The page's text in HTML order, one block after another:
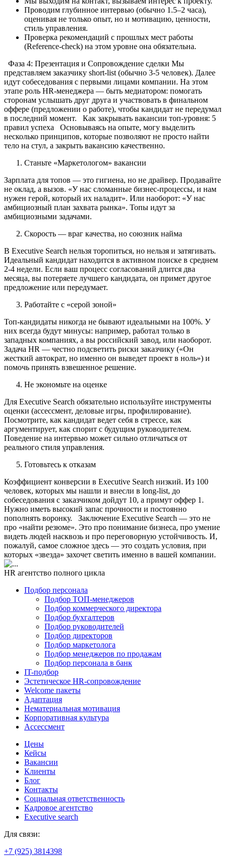
Проводим глубинное интервью (обычно 1.5–2 часа),
оценивая не только опыт, но и мотивацию, ценности,
стиль управления.
Проверка рекомендаций с прошлых мест работы
(Reference-check) на этом уровне она обязательна.
Фаза 4: Презентация и Сопровождение сделки Мы
представляем заказчику short-list (обычно 3-5 человек). Далее
идут собеседования с первыми лицами компании. На этом
этапе роль HR-менеджера — быть медиатором: помогать
сторонам услышать друг друга и участвовать в финальном
оффере (предложении о работе), чтобы кандидат не передумал
в последний момент. Как закрывать вакансии топ-уровня: 5
правил успеха Основываясь на опыте, могу выделить
несколько принципов, которые позволяют не просто найти
тело на стул, а закрыть вакансию качественно.
Станьте «Маркетологом» вакансии
Зарплата для топов — это гигиена, но не драйвер. Продавайте
не оклад, а вызов. «У нас сломанные бизнес-процессы, и нам
нужен герой, который их наладит». Или наоборот: «У нас
амбициозный план захвата рынка». Топы идут за
амбициозными задачами.
Скорость — враг качества, но союзник найма
В Executive Search нельзя торопиться, но нельзя и затягивать.
Идеальный кандидат находится в активном поиске в среднем
2-4 недели. Если ваш процесс согласований длится два
месяца, вы потеряете лучшего кандидата, он примет другое
предложение или передумает.
Работайте с «серой зоной»
Топ-кандидаты никогда не бывают идеальными на 100%. У
них всегда будут минусы: например, работал только в
западных компаниях, а вы российский завод, или наоборот.
Задача HR — честно подсветить риски заказчику («Он
жесткий автократ, но именно он выведет проект в ноль») и
помочь принять взвешенное решение.
Не экономьте на оценке
Для Executive Search обязательно используйте инструменты
оценки (ассессмент, деловые игры, профилирование).
Посмотрите, как кандидат ведет себя в стрессе, как
аргументирует, как спорит с будущим руководителем.
Поведение на интервью может сильно отличаться от
реального стиля управления.
Готовьтесь к отказам
Коэффициент конверсии в Executive Search низкий. Из 100
человек, которых мы нашли и внесли в long-list, до
собеседования с заказчиком дойдут 10, а примут оффер 1.
Нужно иметь высокий запас прочности и постоянно
пополнять воронку. Заключение Executive Search — это не
про «найти резюме». Это про понимание бизнеса, про умение
видеть людей насквозь и про переговорную устойчивость. И,
пожалуй, самое сложное здесь — это создать условия, при
которых «звезда» захочет светить именно в вашей компании.
HR агентство полного цикла
Подбор персонала
Подбор ТОП-менеджеров
Подбор коммерческого директора
Подбор бухгалтеров
Подбор руководителей
Подбор директоров
Подбор маркетолога
Подбор менеджеров по продажам
Подбор персонала в банк
IT-подбор
Эстетическое HR-сопровождение
Welcome пакеты
Адаптация
Нематериальная мотивация
Корпоративная культура
Ассессмент
Цены
Кейсы
Вакансии
Клиенты
Блог
Контакты
Социальная ответственность
Кадровое агентство
Еxecutive search
Для связи:
+7 (925) 3814398